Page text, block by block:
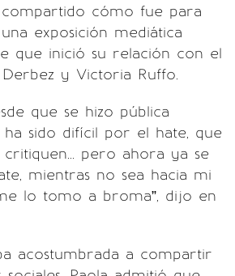
compartido cómo fue para
exposición mediática
que inició su relación con el
y Victoria Ruffo.
que se hizo pública
sido difícil por el hate, que
pero ahora ya se
mientras no sea hacia mi
lo tomo a broma”, dijo en
acostumbrada a compartir